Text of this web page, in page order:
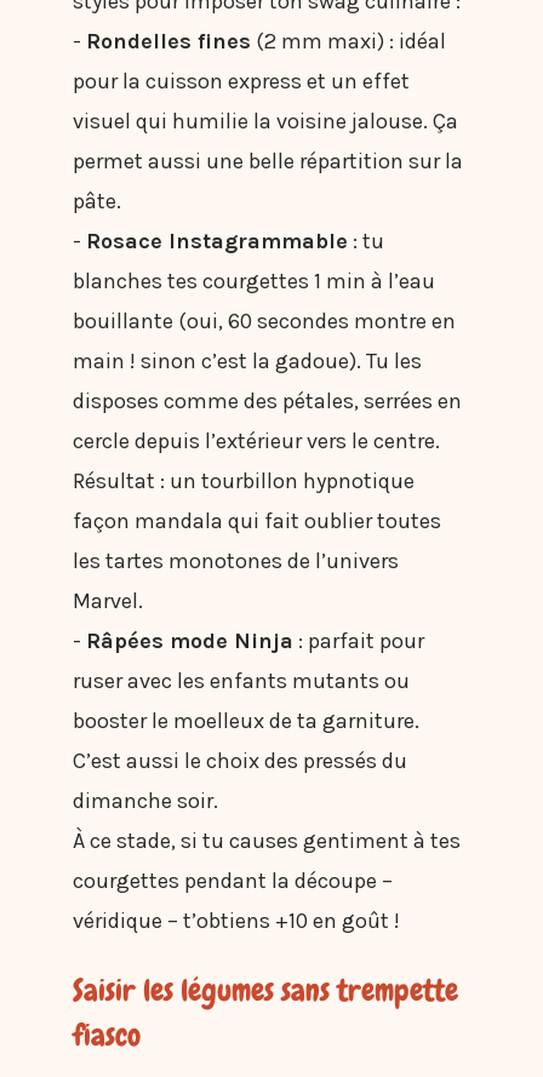
- Rondelles fines (2 mm maxi) : idéal
pour la cuisson express et un effet
visuel qui humilie la voisine jalouse. Ça
permet aussi une belle répartition sur la
pâte.
- Rosace Instagrammable : tu
blanches tes courgettes 1 min à l’eau
bouillante (oui, 60 secondes montre en
main ! sinon c’est la gadoue). Tu les
disposes comme des pétales, serrées en
cercle depuis l’extérieur vers le centre.
Résultat : un tourbillon hypnotique
façon mandala qui fait oublier toutes
les tartes monotones de l’univers
Marvel.
- Râpées mode Ninja : parfait pour
ruser avec les enfants mutants ou
booster le moelleux de ta garniture.
C’est aussi le choix des pressés du
dimanche soir.
À ce stade, si tu causes gentiment à tes
courgettes pendant la découpe –
véridique – t’obtiens +10 en goût !
Saisir les légumes sans trempette
fiasco